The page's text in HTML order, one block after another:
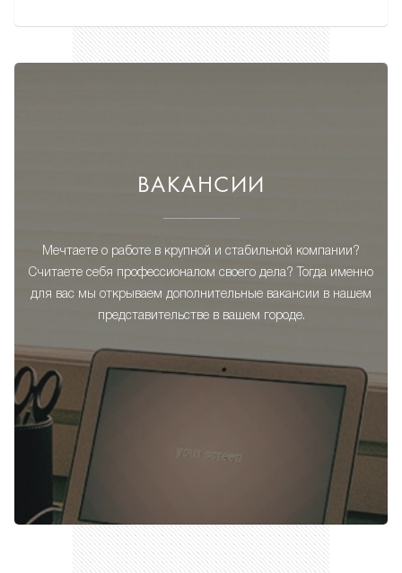
ВАКАНСИИ
Мечтаете о работе в крупной и стабильной компании?
Считаете себя профессионалом своего дела? Тогда именно
для вас мы открываем дополнительные вакансии в нашем
представительстве в вашем городе.